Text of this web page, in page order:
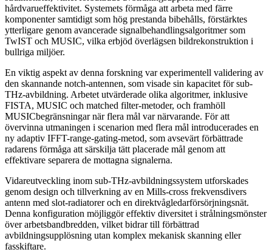
hårdvarueffektivitet. Systemets förmåga att arbeta med färre
komponenter samtidigt som hög prestanda bibehålls, förstärktes
ytterligare genom avancerade signalbehandlingsalgoritmer som
TwIST och MUSIC, vilka erbjöd överlägsen bildrekonstruktion i
bullriga miljöer.
En viktig aspekt av denna forskning var experimentell validering av
den skannande notch-antennen, som visade sin kapacitet för sub-
THz-avbildning. Arbetet utvärderade olika algoritmer, inklusive
FISTA, MUSIC och matched filter-metoder, och framhöll
MUSICbegränsningar när flera mål var närvarande. För att
övervinna utmaningen i scenarion med flera mål introducerades en
ny adaptiv IFFT-range-gating-metod, som avsevärt förbättrade
radarens förmåga att särskilja tätt placerade mål genom att
effektivare separera de mottagna signalerna.
Vidareutveckling inom sub-THz-avbildningssystem utforskades
genom design och tillverkning av en Mills-cross frekvensdivers
antenn med slot-radiatorer och en direktvågledarförsörjningsnät.
Denna konfiguration möjliggör effektiv diversitet i strålningsmönster
över arbetsbandbredden, vilket bidrar till förbättrad
avbildningsupplösning utan komplex mekanisk skanning eller
fasskiftare.